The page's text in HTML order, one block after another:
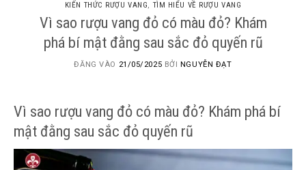
KIẾN THỨC RƯỢU VANG, TÌM HIỂU VỀ RƯỢU VANG
Vì sao rượu vang đỏ có màu đỏ? Khám
phá bí mật đằng sau sắc đỏ quyến rũ
ĐĂNG VÀO 21/05/2025 BỞI NGUYỄN ĐẠT
Vì sao rượu vang đỏ có màu đỏ? Khám phá bí
mật đằng sau sắc đỏ quyến rũ